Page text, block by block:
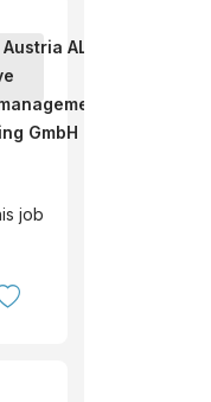
job